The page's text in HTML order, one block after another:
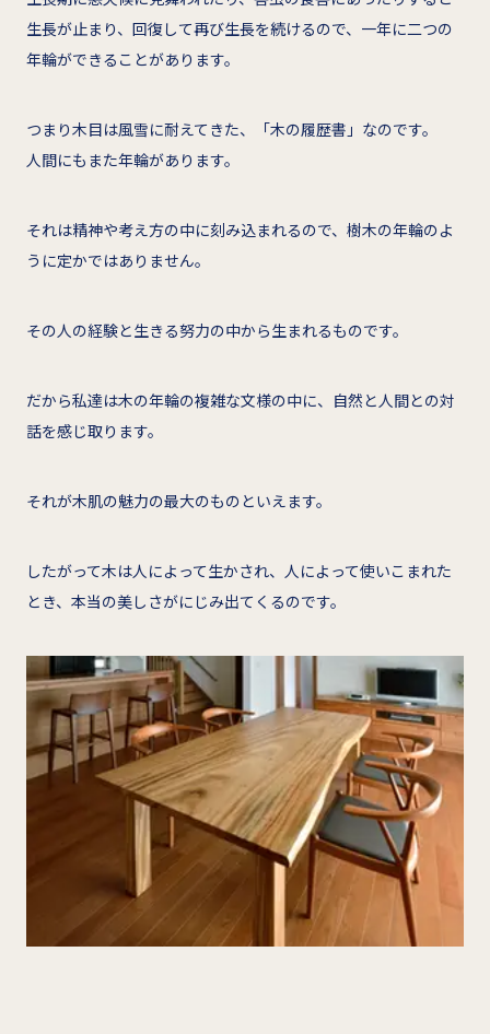
生長が止まり、回復して再び生長を続けるので、一年に二つの
年輪ができることがあります。
つまり木目は風雪に耐えてきた、「木の履歴書」なのです。
人間にもまた年輪があります。
それは精神や考え方の中に刻み込まれるので、樹木の年輪のよ
うに定かではありません。
その人の経験と生きる努力の中から生まれるものです。
だから私達は木の年輪の複雑な文様の中に、自然と人間との対
話を感じ取ります。
それが木肌の魅力の最大のものといえます。
したがって木は人によって生かされ、人によって使いこまれた
とき、本当の美しさがにじみ出てくるのです。